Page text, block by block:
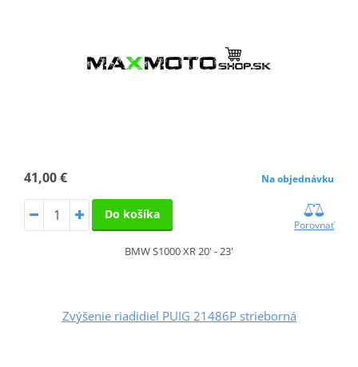
41,00 € Na objednávku
Do košíka
Porovnať
BMW S1000 XR 20' - 23'
Zvýšenie riadidiel PUIG 21486P strieborná